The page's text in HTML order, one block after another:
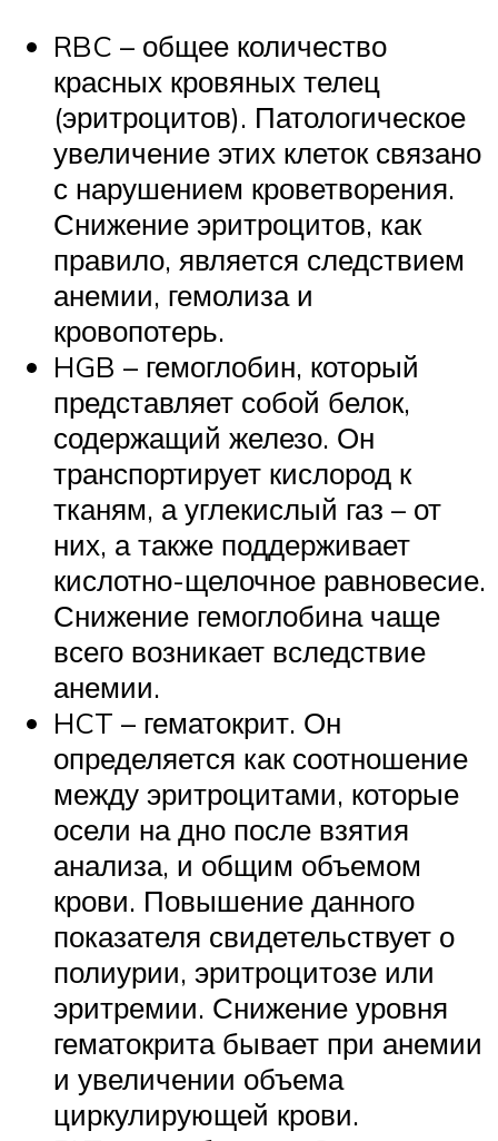
RBC – общее количество
красных кровяных телец
(эритроцитов). Патологическое
увеличение этих клеток связано
с нарушением кроветворения.
Снижение эритроцитов, как
правило, является следствием
анемии, гемолиза и
кровопотерь.
HGB – гемоглобин, который
представляет собой белок,
содержащий железо. Он
транспортирует кислород к
тканям, а углекислый газ – от
них, а также поддерживает
кислотно-щелочное равновесие.
Снижение гемоглобина чаще
всего возникает вследствие
анемии.
HCT – гематокрит. Он
определяется как соотношение
между эритроцитами, которые
осели на дно после взятия
анализа, и общим объемом
крови. Повышение данного
показателя свидетельствует о
полиурии, эритроцитозе или
эритремии. Снижение уровня
гематокрита бывает при анемии
и увеличении объема
циркулирующей крови.